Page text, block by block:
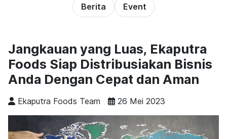
Berita Event
Jangkauan yang Luas, Ekaputra
Foods Siap Distribusiakan Bisnis
Anda Dengan Cepat dan Aman
Ekaputra Foods Team 26 Mei 2023